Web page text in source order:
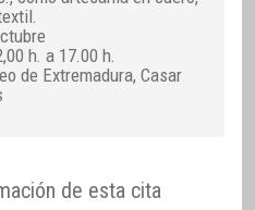
h. a 17.00 h.
de Extremadura, Casar
de esta cita